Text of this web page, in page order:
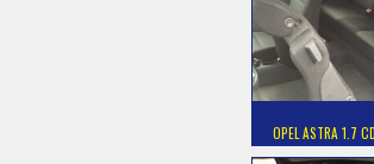
OPEL ASTRA 1.7